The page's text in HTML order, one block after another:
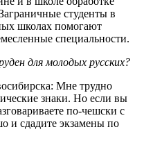
студенты в
школах помогают
специальности.
для молодых русских?
: Мне трудно
знаки. Но если вы
по-чешски с
и сдадите экзамены по